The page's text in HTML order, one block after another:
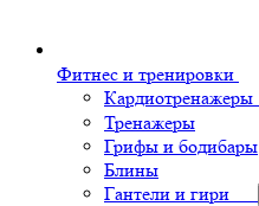
Фитнес и тренировки
Кардиотренажеры
Тренажеры
Грифы и бодибары
Блины
Гантели и гири